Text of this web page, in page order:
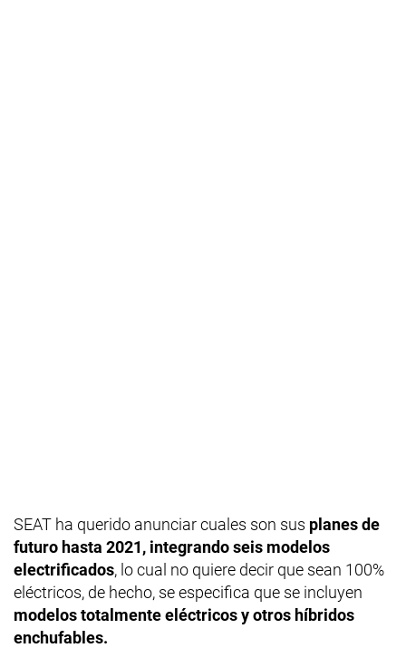
SEAT ha querido anunciar cuales son sus planes de
futuro hasta 2021, integrando seis modelos
electrificados, lo cual no quiere decir que sean 100%
eléctricos, de hecho, se especifica que se incluyen
modelos totalmente eléctricos y otros híbridos
enchufables.